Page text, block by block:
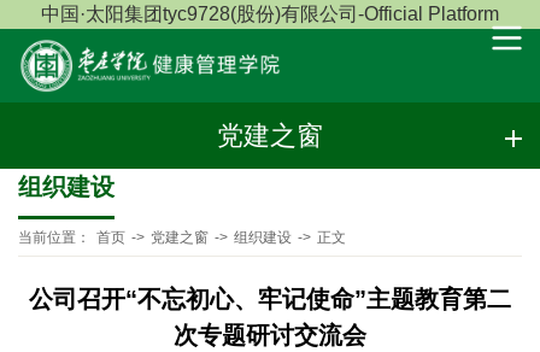
中国·太阳集团tyc9728(股份)有限公司-Official Platform
党建之窗
组织建设
当前位置： 首页 -> 党建之窗 -> 组织建设 -> 正文
公司召开“不忘初心、牢记使命”主题教育第二
次专题研讨交流会